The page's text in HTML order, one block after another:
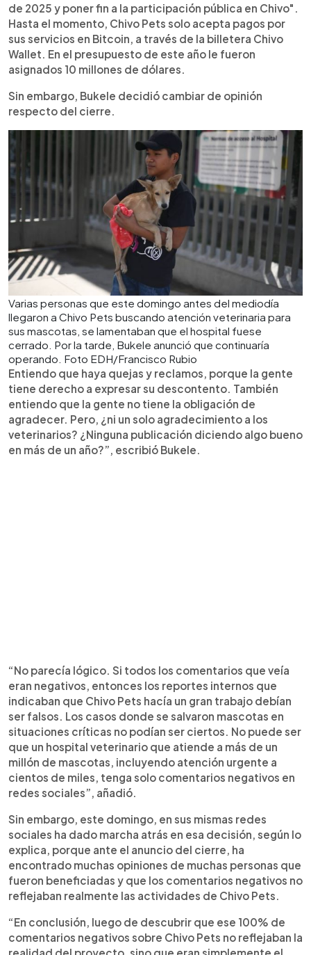
de 2025 y poner fin a la participación pública en Chivo".
Hasta el momento, Chivo Pets solo acepta pagos por
sus servicios en Bitcoin, a través de la billetera Chivo
Wallet. En el presupuesto de este año le fueron
asignados 10 millones de dólares.
Sin embargo, Bukele decidió cambiar de opinión
respecto del cierre.
Varias personas que este domingo antes del mediodía
llegaron a Chivo Pets buscando atención veterinaria para
sus mascotas, se lamentaban que el hospital fuese
cerrado. Por la tarde, Bukele anunció que continuaría
operando. Foto EDH/Francisco Rubio
Entiendo que haya quejas y reclamos, porque la gente
tiene derecho a expresar su descontento. También
entiendo que la gente no tiene la obligación de
agradecer. Pero, ¿ni un solo agradecimiento a los
veterinarios? ¿Ninguna publicación diciendo algo bueno
en más de un año?”, escribió Bukele.
“No parecía lógico. Si todos los comentarios que veía
eran negativos, entonces los reportes internos que
indicaban que Chivo Pets hacía un gran trabajo debían
ser falsos. Los casos donde se salvaron mascotas en
situaciones críticas no podían ser ciertos. No puede ser
que un hospital veterinario que atiende a más de un
millón de mascotas, incluyendo atención urgente a
cientos de miles, tenga solo comentarios negativos en
redes sociales”, añadió.
Sin embargo, este domingo, en sus mismas redes
sociales ha dado marcha atrás en esa decisión, según lo
explica, porque ante el anuncio del cierre, ha
encontrado muchas opiniones de muchas personas que
fueron beneficiadas y que los comentarios negativos no
reflejaban realmente las actividades de Chivo Pets.
“En conclusión, luego de descubrir que ese 100% de
comentarios negativos sobre Chivo Pets no reflejaban la
realidad del proyecto, sino que eran simplemente el